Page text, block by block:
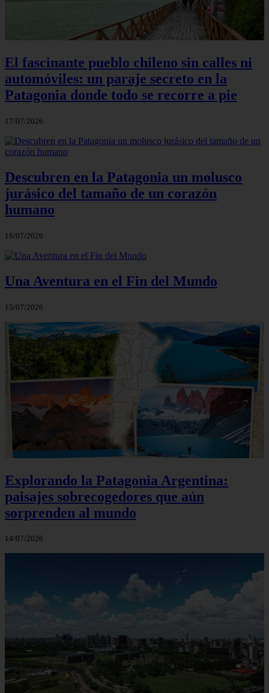
El fascinante pueblo chileno sin calles ni
automóviles: un paraje secreto en la
Patagonia donde todo se recorre a pie
17/07/2026
Descubren en la Patagonia un molusco
jurásico del tamaño de un corazón
humano
16/07/2026
Una Aventura en el Fin del Mundo
15/07/2026
Explorando la Patagonia Argentina:
paisajes sobrecogedores que aún
sorprenden al mundo
14/07/2026